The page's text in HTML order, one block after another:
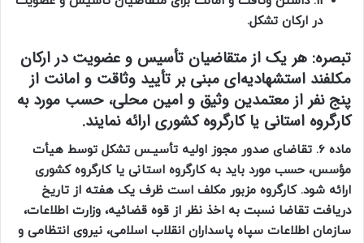
در ارکان تشکل.
تبصره: هر یک از متقاضیان تأسیس و عضویت در ارکان
مکلفند استشهادیه‌ای مبنی بر تأیید وثاقت و امانت از
پنج نفر از معتمدین وثیق و امین محلی، حسب مورد به
کارگروه استانی یا کارگروه کشوری ارائه نمایند.
ماده 6. تقاضای صدور مجوز اولیه تأسیـس تشکل توسط هیأت
مؤسس، حسب مورد باید به کارگروه استانی یا کارگروه کشوری
ارائه شود. کارگروه مزبور مکلف است ظرف یک هفته از تاریخ
دریافت تقاضا نسبت به اخذ نظر از قوه قضائیه، وزارت اطلاعات،
سازمان اطلاعات سپاه پاسداران انقلاب اسلامی، نیروی انتظامی و